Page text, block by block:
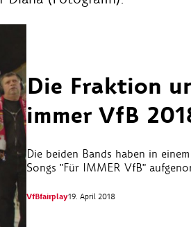
Die Fraktion
immer VfB
Die beiden Bands haben in
Songs "Für IMMER VfB"
VfBfairplay19. April 2018